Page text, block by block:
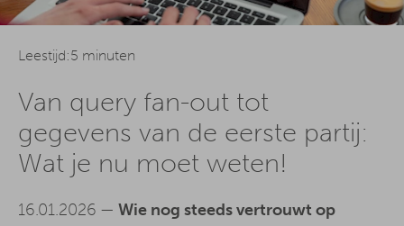
Leestijd:5 minuten
Van query fan-out tot
gegevens van de eerste partij:
Wat je nu moet weten!
16.01.2026 — Wie nog steeds vertrouwt op